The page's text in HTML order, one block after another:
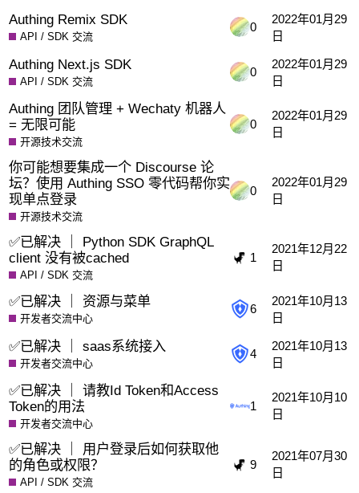
Authing Remix SDK
API / SDK 交流
0
2022年01月29
日
Authing Next.js SDK
API / SDK 交流
0
2022年01月29
日
Authing 团队管理 + Wechaty 机器人
= 无限可能
开源技术交流
0
2022年01月29
日
你可能想要集成一个 Discourse 论
坛？使用 Authing SSO 零代码帮你实
现单点登录
开源技术交流
0
2022年01月29
日
✅已解决 ｜ Python SDK GraphQL
client 没有被cached
API / SDK 交流
1
2021年12月22
日
✅已解决 ｜ 资源与菜单
开发者交流中心
6
2021年10月13
日
✅已解决 ｜ saas系统接入
开发者交流中心
4
2021年10月13
日
✅已解决 ｜ 请教Id Token和Access
Token的用法
开发者交流中心
1
2021年10月10
日
✅已解决 ｜ 用户登录后如何获取他
的角色或权限？
API / SDK 交流
9
2021年07月30
日